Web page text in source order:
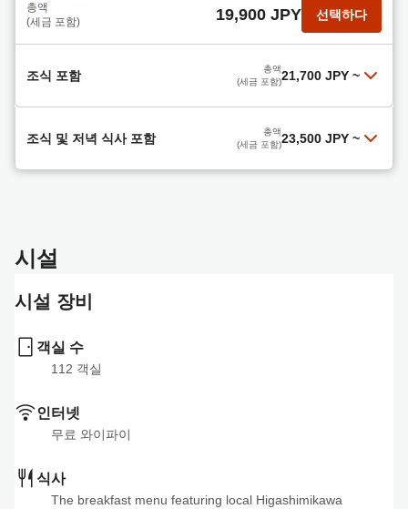
총액
(세금 포함)
19,900 JPY 선택하다
조식 포함
총액
(세금 포함)21,700 JPY ~
【라그나満喫！（CHIKETTはホホtelded購入
可）】（朝食付）温泉！【駐車場無料&JR徒歩3
(세금 포함)
조식 포함 (체크아웃은 오후 12시까지)
조식 및 저녁 식사 포함
총액
(세금 포함)23,500 JPY ~
총액
(세금 포함)
시설
시설 장비
객실 수
112 객실
인터넷
무료 와이파이
식사
The breakfast menu featuring local Higashimikawa